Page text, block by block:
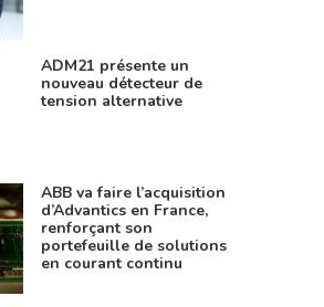
ADM21 présente un
nouveau détecteur de
tension alternative
ABB va faire l’acquisition
d’Advantics en France,
renforçant son
portefeuille de solutions
en courant continu